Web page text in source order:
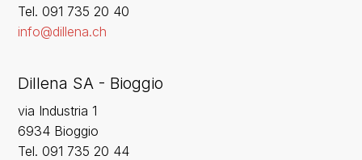
‍Tel. 091 735 20 40
info@dillena.ch
Dillena SA - Bioggio
via Industria 1
6934 Bioggio
Tel. 091 735 20 44